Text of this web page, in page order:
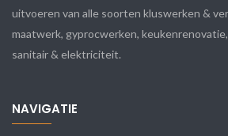
uitvoeren van alle soorten kluswerken &
maatwerk, gyprocwerken,
sanitair & elektriciteit.
NAVIGATIE